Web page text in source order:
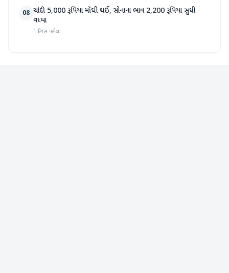
08 ચાંદી 5,000 રૂપિયા મોંઘી થઈ, સોનાના ભાવ 2,200 રૂપિયા સુધી
વધ્યા
1 દિવસ પહેલા